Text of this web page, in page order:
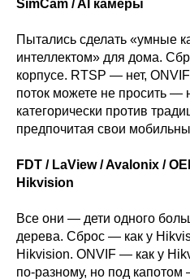
SimCam / AI камеры
Пытались сделать «умные
интеллектом» для дома.
корпусе. RTSP — нет,
поток можете не просить —
категорически против
предпочитая свои
FDT / LaView / Avalonix /
Hikvision
Все они — дети одного
дерева. Сброс — как у
Hikvision. ONVIF — как у
по-разному, но под